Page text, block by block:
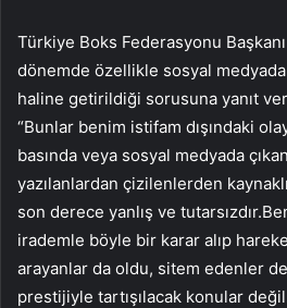
Türkiye Boks Federasyonu
dönemde özellikle sosyal
haline getirildiği sorusuna yanıt
“Bunlar benim istifam dışındaki
basında veya sosyal medyada
yazılanlardan çizilenlerden
son derece yanlış ve
irademle böyle bir karar alıp
arayanlar da oldu, sitem edenler
prestijiyle tartışılacak konular